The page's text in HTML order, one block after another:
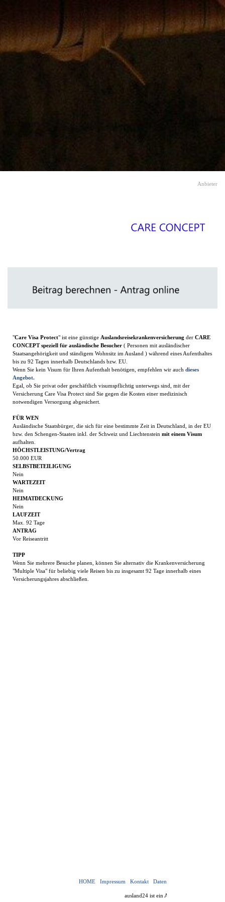
Anbieter
"Care Visa Protect" ist eine günstige Auslandsreisekrankenversicherung der CARE
CONCEPT speziell für ausländische Besucher ( Personen mit ausländischer
Staatsangehörigkeit und ständigem Wohnsitz im Ausland ) während eines Aufenthaltes
bis zu 92 Tagen innerhalb Deutschlands bzw. EU.
Wenn Sie kein Visum für Ihren Aufenthalt benötigen, empfehlen wir auch dieses
Angebot.
Egal, ob Sie privat oder geschäftlich visumspflichtig unterwegs sind, mit der
Versicherung Care Visa Protect sind Sie gegen die Kosten einer medizinisch
notwendigen Versorgung abgesichert.
FÜR WEN
Ausländische Staatsbürger, die sich für eine bestimmte Zeit in Deutschland, in der EU
bzw. den Schengen-Staaten inkl. der Schweiz und Liechtenstein mit einem Visum
aufhalten.
HÖCHSTLEISTUNG/Vertrag
50.000 EUR
SELBSTBETEILIGUNG
Nein
WARTEZEIT
Nein
HEIMATDECKUNG
Nein
LAUFZEIT
Max. 92 Tage
ANTRAG
Vor Reiseantritt
TIPP
Wenn Sie mehrere Besuche planen, können Sie alternativ die Krankenversicherung
"Multiple Visa" für beliebig viele Reisen bis zu insgesamt 92 Tage innerhalb eines
Versicherungsjahres abschließen.
HOME Impressum Kontakt Datenschutzerklärung
ausland24 ist ein Angebot von